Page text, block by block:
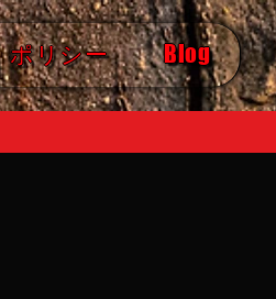
ポリシー Blog